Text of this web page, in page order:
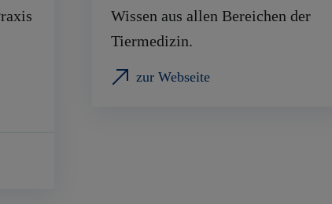
Wissen aus allen Bereichen der
Tiermedizin.
zur Webseite